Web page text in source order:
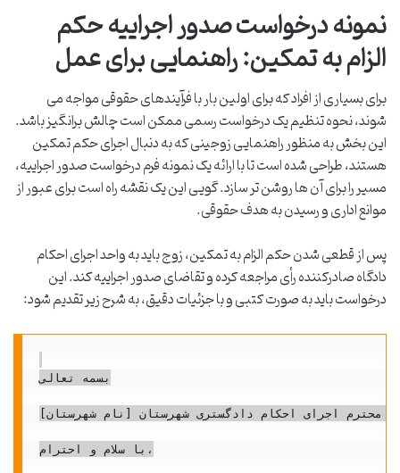
نمونه درخواست صدور اجراییه حکم
الزام به تمکین: راهنمایی برای عمل
برای بسیاری از افراد که برای اولین بار با فرآیندهای حقوقی مواجه می
شوند، نحوه تنظیم یک درخواست رسمی ممکن است چالش برانگیز باشد.
این بخش به منظور راهنمایی زوجینی که به دنبال اجرای حکم تمکین
هستند، طراحی شده است تا با ارائه یک نمونه فرم درخواست صدور اجراییه،
مسیر را برای آن ها روشن تر سازد. گویی این یک نقشه راه است برای عبور از
موانع اداری و رسیدن به هدف حقوقی.
پس از قطعی شدن حکم الزام به تمکین، زوج باید به واحد اجرای احکام
دادگاه صادرکننده رأی مراجعه کرده و تقاضای صدور اجراییه کند. این
درخواست باید به صورت کتبی و با جزئیات دقیق، به شرح زیر تقدیم شود:
بسمه تعالی
محترم اجرای احکام دادگستری شهرستان [نام شهرستان]
با سلام و احترام،